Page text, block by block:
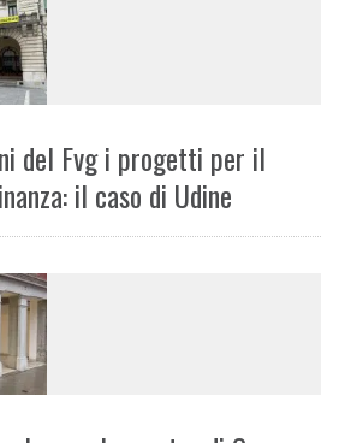
del Fvg i progetti per il
il caso di Udine